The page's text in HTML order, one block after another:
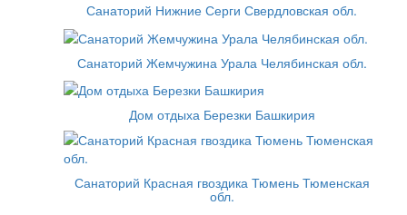
Санаторий Нижние Серги Свердловская обл.
Санаторий Жемчужина Урала Челябинская обл.
Дом отдыха Березки Башкирия
Санаторий Красная гвоздика Тюмень Тюменская
обл.